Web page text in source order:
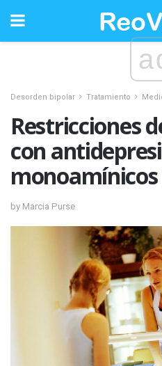
Desorden bipolar Tratamiento
Restricciones
con
by Marcia Purse